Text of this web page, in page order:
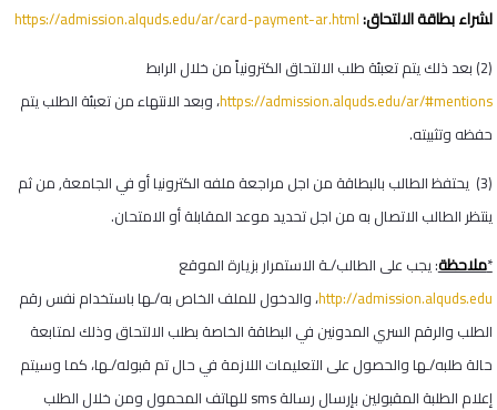
لشراء بطاقة الالتحاق:https://admission.alquds.edu/ar/card-payment-ar.html
(2) بعد ذلك يتم تعبئة طلب الالتحاق الكترونياً من خلال الرابط
https://admission.alquds.edu/ar/#mentions، وبعد الانتهاء من تعبئة الطلب يتم
حفظه وتثبيته.
(3) يحتفظ الطالب بالبطاقة من اجل مراجعة ملفه الكترونيا أو في الجامعة, من ثم
ينتظر الطالب الاتصال به من اجل تحديد موعد المقابلة أو الامتحان.
*ملاحظة: يجب على الطالب/ـة الاستمرار بزيارة الموقع
http://admission.alquds.edu، والدخول للملف الخاص به/ـها باستخدام نفس رقم
الطلب والرقم السري المدونين في البطاقة الخاصة بطلب الالتحاق وذلك لمتابعة
حالة طلبه/ـها والحصول على التعليمات اللازمة في حال تم قبوله/ـها، كما وسيتم
إعلام الطلبة المقبولين بإرسال رسالةsms للهاتف المحمول ومن خلال الطلب